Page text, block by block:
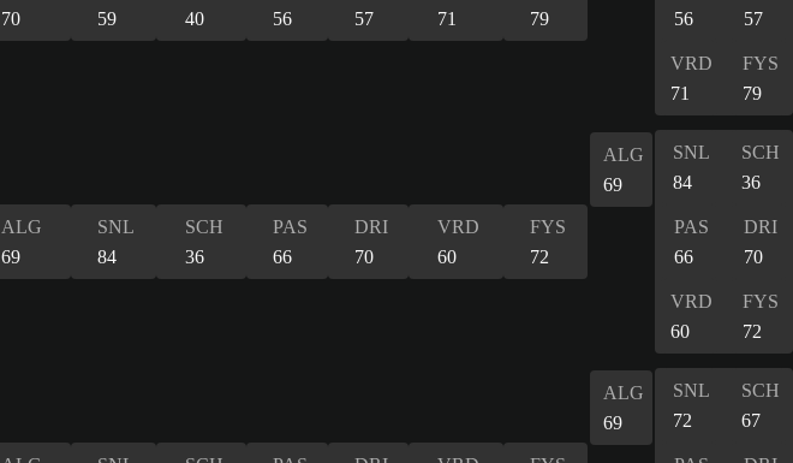
70
59
40
56
57
71
79
56
57
VRD
71
FYS
79
ALG
69
SNL
84
SCH
36
PAS
66
DRI
70
VRD
60
FYS
72
ALG
69
SNL
84
SCH
36
PAS
66
DRI
70
VRD
60
FYS
72
ALG
69
SNL
72
SCH
67